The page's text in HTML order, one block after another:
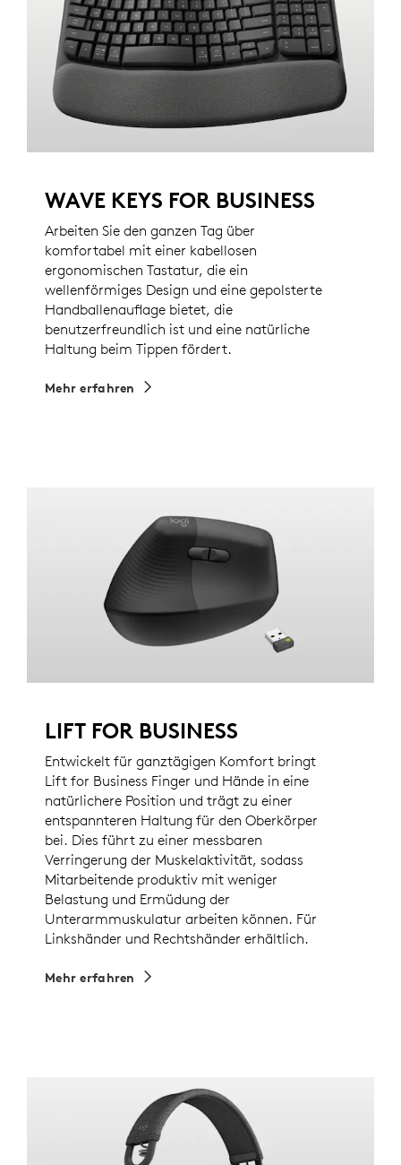
WAVE KEYS FOR BUSINESS
Arbeiten Sie den ganzen Tag über
komfortabel mit einer kabellosen
ergonomischen Tastatur, die ein
wellenförmiges Design und eine gepolsterte
Handballenauflage bietet, die
benutzerfreundlich ist und eine natürliche
Haltung beim Tippen fördert.
Mehr erfahren
LIFT FOR BUSINESS
Entwickelt für ganztägigen Komfort bringt
Lift for Business Finger und Hände in eine
natürlichere Position und trägt zu einer
entspannteren Haltung für den Oberkörper
bei. Dies führt zu einer messbaren
Verringerung der Muskelaktivität, sodass
Mitarbeitende produktiv mit weniger
Belastung und Ermüdung der
Unterarmmuskulatur arbeiten können. Für
Linkshänder und Rechtshänder erhältlich.
Mehr erfahren